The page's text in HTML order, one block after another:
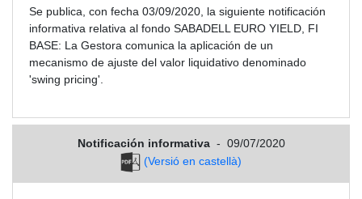
Se publica, con fecha 03/09/2020, la siguiente notificación
informativa relativa al fondo SABADELL EURO YIELD, FI
BASE: La Gestora comunica la aplicación de un
mecanismo de ajuste del valor liquidativo denominado
'swing pricing'.
Notificación informativa - 09/07/2020
(Versió en castellà)